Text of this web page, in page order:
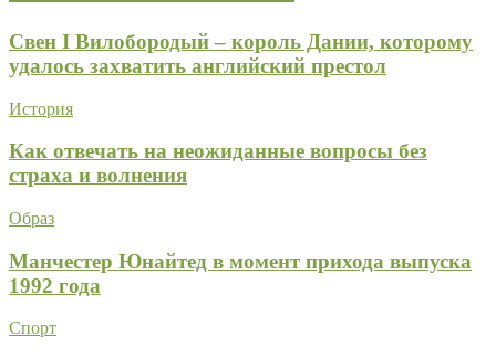
Свен I Вилобородый – король Дании, которому
удалось захватить английский престол
История
Как отвечать на неожиданные вопросы без
страха и волнения
Образ
Манчестер Юнайтед в момент прихода выпуска
1992 года
Спорт